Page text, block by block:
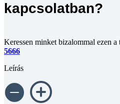
kapcsolatban?
Keressen minket bizalommal ezen a
5666
Leírás